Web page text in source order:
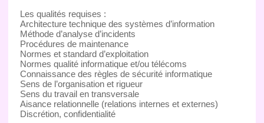
Les qualités requises :
Architecture technique des systèmes d’information
Méthode d’analyse d’incidents
Procédures de maintenance
Normes et standard d’exploitation
Normes qualité informatique et/ou télécoms
Connaissance des règles de sécurité informatique
Sens de l’organisation et rigueur
Sens du travail en transversale
Aisance relationnelle (relations internes et externes)
Discrétion, confidentialité